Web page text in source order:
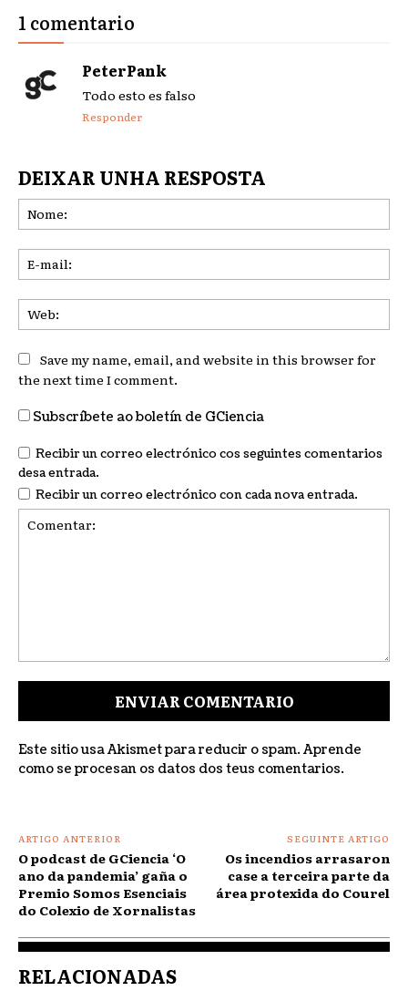
1 comentario
PeterPank
Todo esto es falso
Responder
DEIXAR UNHA RESPOSTA
Save my name, email, and website in this browser for
the next time I comment.
Subscríbete ao boletín de GCiencia
Recibir un correo electrónico cos seguintes comentarios
desa entrada.
Recibir un correo electrónico con cada nova entrada.
Este sitio usa Akismet para reducir o spam. Aprende
como se procesan os datos dos teus comentarios.
ARTIGO ANTERIOR
O podcast de GCiencia ‘O
ano da pandemia’ gaña o
Premio Somos Esenciais
do Colexio de Xornalistas
SEGUINTE ARTIGO
Os incendios arrasaron
case a terceira parte da
área protexida do Courel
RELACIONADAS